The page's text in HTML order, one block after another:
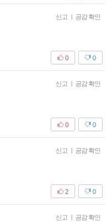
신고 | 공감 확인
0
0
신고 | 공감 확인
0
0
신고 | 공감 확인
0
2
신고 | 공감 확인